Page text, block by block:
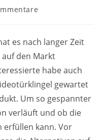
es nach langer Zeit
den Markt
habe auch
gewartet
Um so gespannter
verläuft und ob die
erfüllen kann. Vor